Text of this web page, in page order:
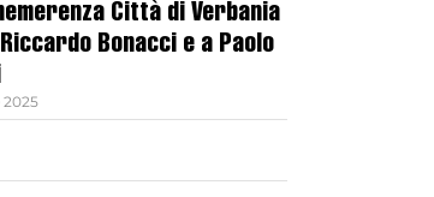
Città di Verbania
Bonacci e a Paolo
2025